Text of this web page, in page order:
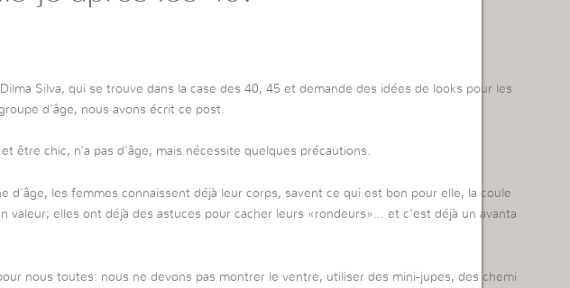
Silva, qui se trouve dans la case des 40, 45 et demande des idées de looks pour les
d’âge, nous avons écrit ce post.
être chic, n’a pas d’âge, mais nécessite quelques précautions.
d’âge, les femmes connaissent déjà leur corps, savent ce qui est bon pour elle, la coule
valeur; elles ont déjà des astuces pour cacher leurs «rondeurs»… et c’est déjà un avanta
nous toutes: nous ne devons pas montrer le ventre, utiliser des mini-jupes, des chemi